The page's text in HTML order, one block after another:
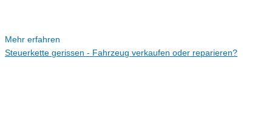
Mehr erfahren
Steuerkette gerissen - Fahrzeug verkaufen oder reparieren?